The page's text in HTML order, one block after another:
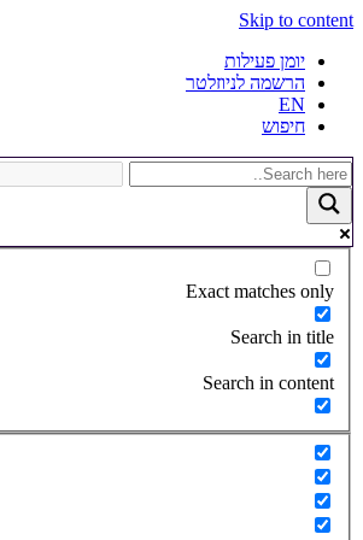
Skip to content
יומן פעילות
הרשמה לניוזלטר
EN
חיפוש
Exact matches only
Search in title
Search in content